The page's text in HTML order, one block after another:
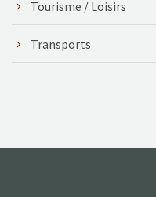
Tourisme / Loisirs
Transports